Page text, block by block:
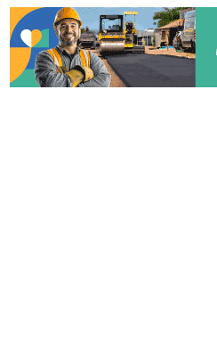
Pular para o conteúdo